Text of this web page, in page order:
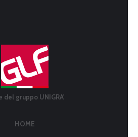
del gruppo UNIGRA'
HOME